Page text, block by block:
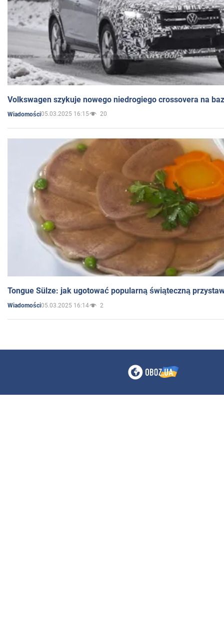
Volkswagen szykuje nowego niedrogiego crossovera na
Wiadomości05.03.2025 16:15 20
Tongue Sülze: jak ugotować popularną świąteczną
Wiadomości05.03.2025 16:14 2